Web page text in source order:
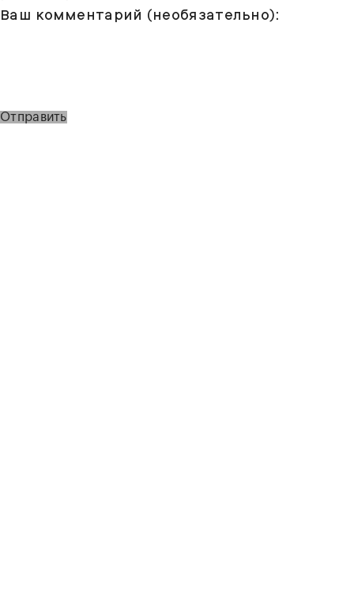
Ваш комментарий (необязательно):
Отправить